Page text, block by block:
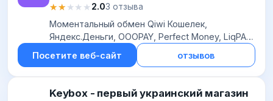
★★★★★
★★★★★2.03 отзыва
Моментальный обмен Qiwi Кошелек,
Яндекс.Деньги, OOOPAY, Perfect Money, LiqPAY
- Лучший курс обмена электронных денег!
Посетите веб-сайт отзывов
Keybox - первый украинский магазин